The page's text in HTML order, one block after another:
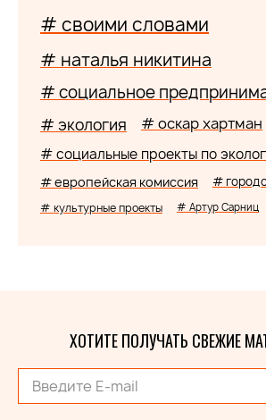
# своими словами
# наталья никитина
# социальное
# экология # оскар хартман
# социальные проекты по
# европейская комиссия #
# культурные проекты # Артур Сарниц
ХОТИТЕ ПОЛУЧАТЬ СВЕЖИЕ